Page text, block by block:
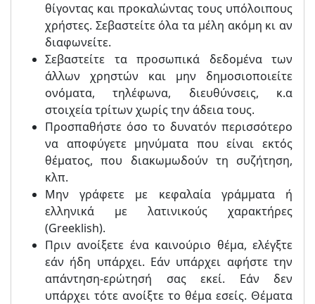
θίγοντας και προκαλώντας τους υπόλοιπους
χρήστες. Σεβαστείτε όλα τα μέλη ακόμη κι αν
διαφωνείτε.
Σεβαστείτε τα προσωπικά δεδομένα των
άλλων χρηστών και μην δημοσιοποιείτε
ονόματα, τηλέφωνα, διευθύνσεις, κ.α
στοιχεία τρίτων χωρίς την άδεια τους.
Προσπαθήστε όσο το δυνατόν περισσότερο
να αποφύγετε μηνύματα που είναι εκτός
θέματος, που διακωμωδούν τη συζήτηση,
κλπ.
Μην γράφετε με κεφαλαία γράμματα ή
ελληνικά με λατινικούς χαρακτήρες
(Greeklish).
Πριν ανοίξετε ένα καινούριο θέμα, ελέγξτε
εάν ήδη υπάρχει. Εάν υπάρχει αφήστε την
απάντηση-ερώτησή σας εκεί. Εάν δεν
υπάρχει τότε ανοίξτε το θέμα εσείς. Θέματα